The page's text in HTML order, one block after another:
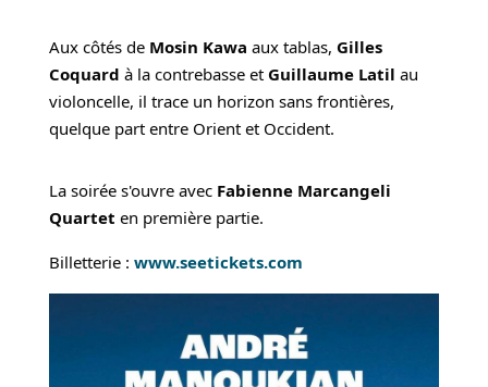
Aux côtés deMosin Kawa aux tablas, Gilles
Coquard à la contrebasse et Guillaume Latil au
violoncelle, il trace un horizon sans frontières,
quelque part entre Orient et Occident.
La soirée s'ouvre avec Fabienne Marcangeli
Quartet en première partie.
Billetterie : www.seetickets.com